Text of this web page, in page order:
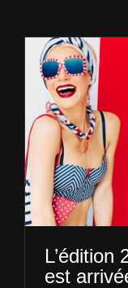
À
OÙ
LIRE
L’édition
est